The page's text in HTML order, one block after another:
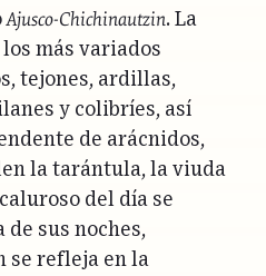
Ajusco-Chichinautzin. La
más variados
tejones, ardillas,
y colibríes, así
de arácnidos,
la tarántula, la viuda
del día se
de sus noches,
se refleja en la